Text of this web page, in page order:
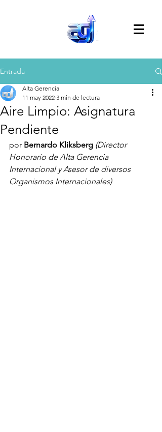
Entrada
Aire Limpio: Asignatura
Pendiente
Alta Gerencia
11 may 2022 3 min de lectura
por Bernardo Kliksberg (Director
Honorario de Alta Gerencia
Internacional y Asesor de diversos
Organismos Internacionales)